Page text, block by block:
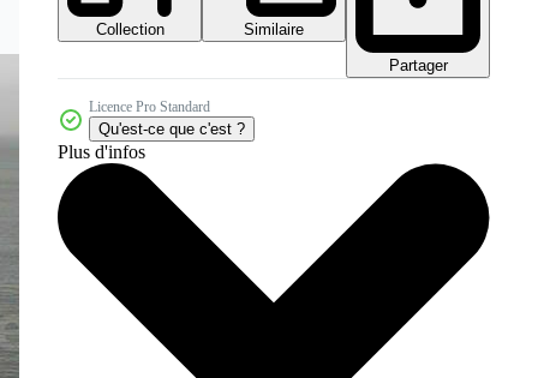
Collection
Similaire
Partager
Licence Pro Standard
Qu'est-ce que c'est ?
Plus d'infos